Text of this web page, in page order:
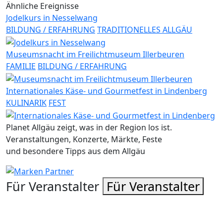
Ähnliche Ereignisse
Jodelkurs in Nesselwang
BILDUNG / ERFAHRUNG TRADITIONELLES ALLGÄU
Museumsnacht im Freilichtmuseum Illerbeuren
FAMILIE BILDUNG / ERFAHRUNG
Internationales Käse- und Gourmetfest in Lindenberg
KULINARIK FEST
Planet Allgäu zeigt, was in der Region los ist.
Veranstaltungen, Konzerte, Märkte, Feste
und besondere Tipps aus dem Allgäu
Für Veranstalter Für Veranstalter